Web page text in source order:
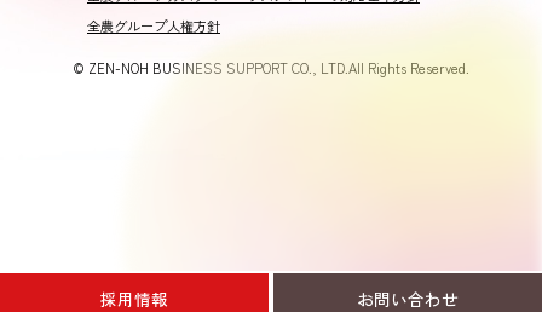
全農グループ人権方針
© ZEN-NOH BUSINESS SUPPORT CO., LTD.All Rights Reserved.
採用情報 お問い合わせ